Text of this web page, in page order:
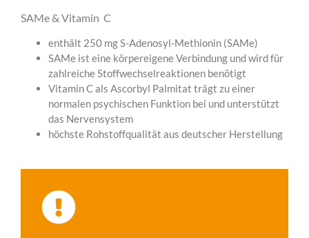
SAMe & Vitamin C
enthält 250 mg S-Adenosyl-Methionin (SAMe)
SAMe ist eine körpereigene Verbindung und wird für
zahlreiche Stoffwechselreaktionen benötigt
Vitamin C als Ascorbyl Palmitat trägt zu einer
normalen psychischen Funktion bei und unterstützt
das Nervensystem
höchste Rohstoffqualität aus deutscher Herstellung